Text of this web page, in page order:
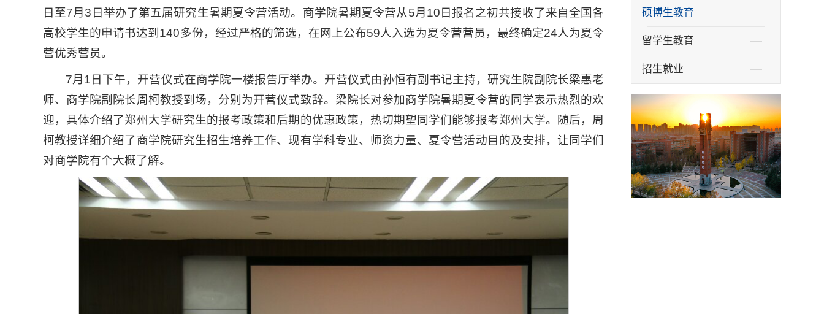
硕博生教育
留学生教育
招生就业
日至7月3日举办了第五届研究生暑期夏令营活动。商学院暑期夏令营从5月10日报名之初共接收了来自全国各
高校学生的申请书达到140多份，经过严格的筛选，在网上公布59人入选为夏令营营员，最终确定24人为夏令
营优秀营员。
7月1日下午，开营仪式在商学院一楼报告厅举办。开营仪式由孙恒有副书记主持，研究生院副院长梁惠老
师、商学院副院长周柯教授到场，分别为开营仪式致辞。梁院长对参加商学院暑期夏令营的同学表示热烈的欢
迎，具体介绍了郑州大学研究生的报考政策和后期的优惠政策，热切期望同学们能够报考郑州大学。随后，周
柯教授详细介绍了商学院研究生招生培养工作、现有学科专业、师资力量、夏令营活动目的及安排，让同学们
对商学院有个大概了解。